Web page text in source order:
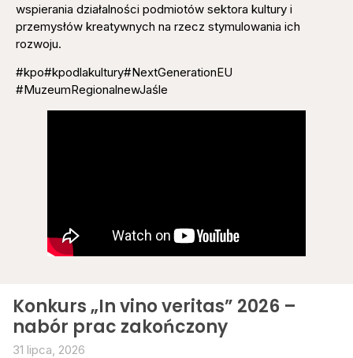
wspierania działalności podmiotów sektora kultury i
przemysłów kreatywnych na rzecz stymulowania ich
rozwoju.
#kpo#kpodlakultury#NextGenerationEU
#MuzeumRegionalnewJaśle
Konkurs „In vino veritas” 2026 –
nabór prac zakończony
31 lipca, 2026